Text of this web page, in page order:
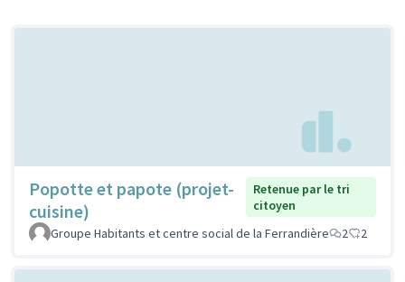
Popotte et papote (projet-
cuisine)
Retenue par le tri
citoyen
Groupe Habitants et centre social de la Ferrandière
2 2